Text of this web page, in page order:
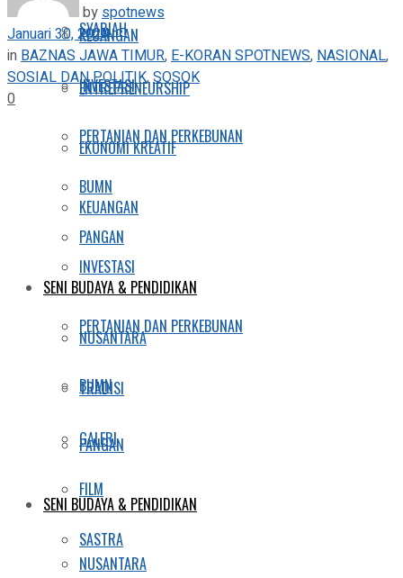
KEUANGAN
INVESTASI
PERTANIAN DAN PERKEBUNAN
BUMN
PANGAN
SENI BUDAYA & PENDIDIKAN
NUSANTARA
TRADISI
GALERI
FILM
SASTRA
SYARIAH
ENTREPRENEURSHIP
EKONOMI KREATIF
KEUANGAN
INVESTASI
PERTANIAN DAN PERKEBUNAN
BUMN
PANGAN
SENI BUDAYA & PENDIDIKAN
NUSANTARA
by spotnews
Januari 30, 2024
in BAZNAS JAWA TIMUR, E-KORAN SPOTNEWS, NASIONAL,
SOSIAL DAN POLITIK,SOSOK
0